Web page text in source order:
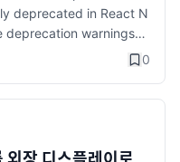
오픈소스 라이브러리를 활
응할 수 있다는 장점이 있
Kotlin: Google이 공식
에 iOS와 macOS 앱 개
Native 시작하기 # Flu
cd my_flutter_app fl
이력을 분석해 맞춤형 제
으로, 두 가지 광고 메시
통해 판단. 추가 팁 데이
안 강조: 고객 데이터가 안
최신 트렌드: AI와 머신러
업에서 빼놓을 수 없는
시에 잡아보는 것은 어떨까
노력이 필요합니다. 중
ESM 전환을 고민하고, 프
추천합니다. 출처: Node.js
윈도우 접속 후 Ctrl + Sp
~
deprecated in React N
deprecation warnings
0